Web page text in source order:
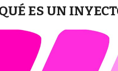
ES UN